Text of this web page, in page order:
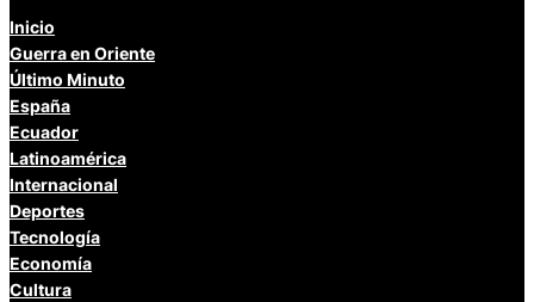
Inicio
Guerra en Oriente
Último Minuto
España
Ecuador
Latinoamérica
Internacional
Deportes
Tecnología
Economía
Cultura